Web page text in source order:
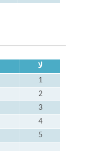
لا
1
2
3
4
5